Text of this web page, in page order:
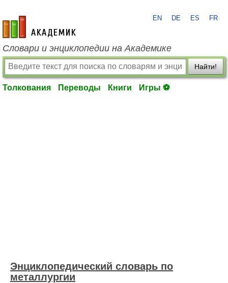
academic.ru
EN DE ES FR
Словари и энциклопедии на Академике
Найти!
Толкования Переводы Книги Игры ⚽
Энциклопедический словарь по
металлургии